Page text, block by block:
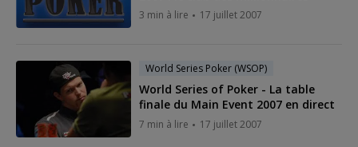
3 min à lire 17 juillet 2007
World Series Poker (WSOP)
World Series of Poker - La table
finale du Main Event 2007 en direct
7 min à lire 17 juillet 2007